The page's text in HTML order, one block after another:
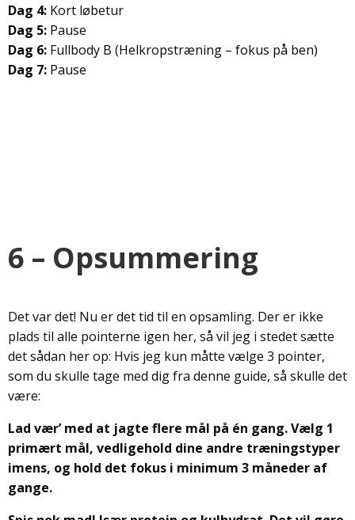
Dag 4: Kort løbetur
Dag 5: Pause
Dag 6: Fullbody B (Helkropstræning – fokus på ben)
Dag 7: Pause
6 – Opsummering
Det var det! Nu er det tid til en opsamling. Der er ikke
plads til alle pointerne igen her, så vil jeg i stedet sætte
det sådan her op: Hvis jeg kun måtte vælge 3 pointer,
som du skulle tage med dig fra denne guide, så skulle det
være:
Lad vær’ med at jagte flere mål på én gang. Vælg 1
primært mål, vedligehold dine andre træningstyper
imens, og hold det fokus i minimum 3 måneder af
gange.